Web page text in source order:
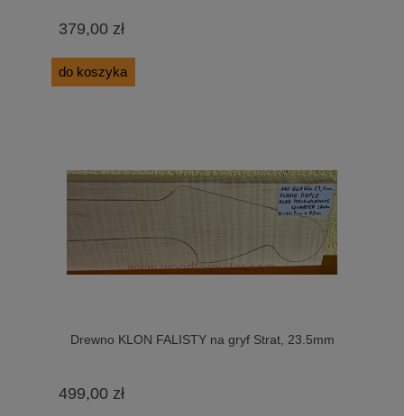
379,00 zł
do koszyka
Drewno KLON FALISTY na gryf Strat, 23.5mm
499,00 zł